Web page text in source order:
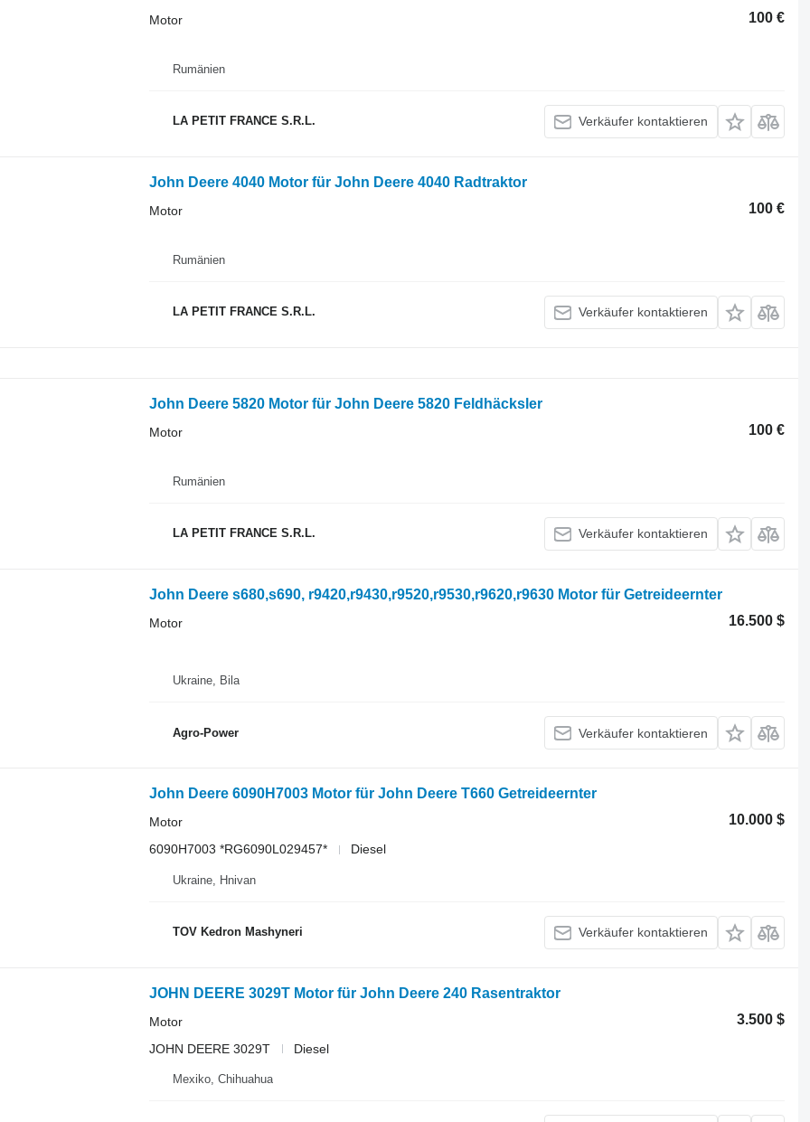
100 €
Motor
Rumänien
LA PETIT FRANCE S.R.L. Verkäufer kontaktieren
John Deere 4040 Motor für John Deere 4040 Radtraktor
100 €
Motor
Rumänien
LA PETIT FRANCE S.R.L. Verkäufer kontaktieren
John Deere 5820 Motor für John Deere 5820 Feldhäcksler
100 €
Motor
Rumänien
LA PETIT FRANCE S.R.L. Verkäufer kontaktieren
John Deere s680,s690, r9420,r9430,r9520,r9530,r9620,r9630 Motor für Getreideernter
16.500 $
Motor
Ukraine, Bila
Agro-Power Verkäufer kontaktieren
John Deere 6090H7003 Motor für John Deere T660 Getreideernter
10.000 $
Motor
6090H7003 *RG6090L029457*
Diesel
Ukraine, Hnivan
TOV Kedron Mashyneri Verkäufer kontaktieren
JOHN DEERE 3029T Motor für John Deere 240 Rasentraktor
3.500 $
Motor
JOHN DEERE 3029T
Diesel
Mexiko, Chihuahua